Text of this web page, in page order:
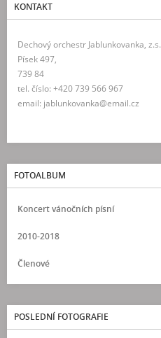
KONTAKT
Dechový orchestr Jablunkovanka, z.s.
Písek 497,
739 84
tel. číslo: +420 739 566 967
email: jablunkovanka@email.cz
FOTOALBUM
Koncert vánočních písní
2010-2018
Členové
POSLEDNÍ FOTOGRAFIE